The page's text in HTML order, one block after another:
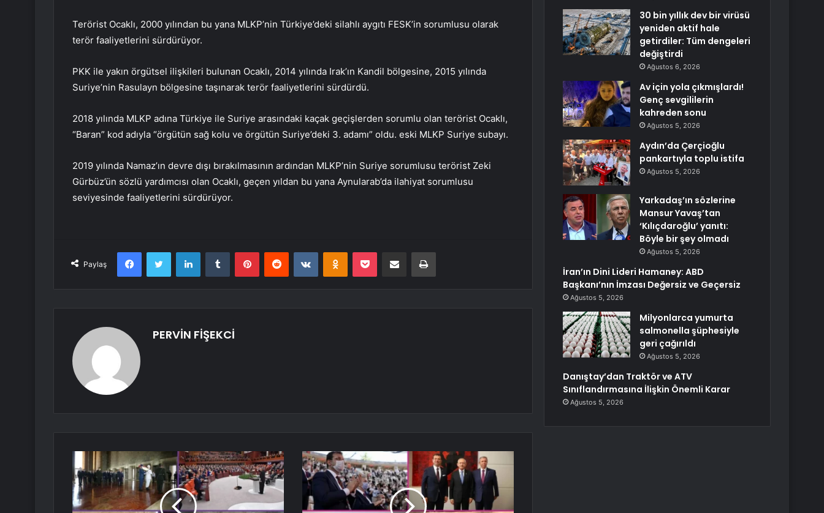
Terörist Ocaklı, 2000 yılından bu yana MLKP’nin Türkiye’deki silahlı aygıtı FESK’in sorumlusu olarak
terör faaliyetlerini sürdürüyor.
PKK ile yakın örgütsel ilişkileri bulunan Ocaklı, 2014 yılında Irak’ın Kandil bölgesine, 2015 yılında
Suriye’nin Rasulayn bölgesine taşınarak terör faaliyetlerini sürdürdü.
2018 yılında MLKP adına Türkiye ile Suriye arasındaki kaçak geçişlerden sorumlu olan terörist Ocaklı,
“Baran” kod adıyla “örgütün sağ kolu ve örgütün Suriye’deki 3. adamı” oldu. eski MLKP Suriye subayı.
2019 yılında Namaz’ın devre dışı bırakılmasının ardından MLKP’nin Suriye sorumlusu terörist Zeki
Gürbüz’ün sözlü yardımcısı olan Ocaklı, geçen yıldan bu yana Aynularab’da ilahiyat sorumlusu
seviyesinde faaliyetlerini sürdürüyor.
Paylaş
FacebookTwitter LinkedInTumblr PinterestReddit VKontakteOdnoklassniki
Pocket E-Posta ile paylaş Yazdır
PERVİN FİŞEKCİ
30 bin yıllık dev bir virüsü
yeniden aktif hale
getirdiler: Tüm dengeleri
değiştirdi
Ağustos 6, 2026
Av için yola çıkmışlardı!
Genç sevgililerin
kahreden sonu
Ağustos 5, 2026
Aydın’da Çerçioğlu
pankartıyla toplu istifa
Ağustos 5, 2026
Yarkadaş’ın sözlerine
Mansur Yavaş’tan
‘Kılıçdaroğlu’ yanıtı:
Böyle bir şey olmadı
Ağustos 5, 2026
İran’ın Dini Lideri Hamaney: ABD
Başkanı’nın İmzası Değersiz ve Geçersiz
Ağustos 5, 2026
Milyonlarca yumurta
salmonella şüphesiyle
geri çağırıldı
Ağustos 5, 2026
Danıştay’dan Traktör ve ATV
Sınıflandırmasına İlişkin Önemli Karar
Ağustos 5, 2026